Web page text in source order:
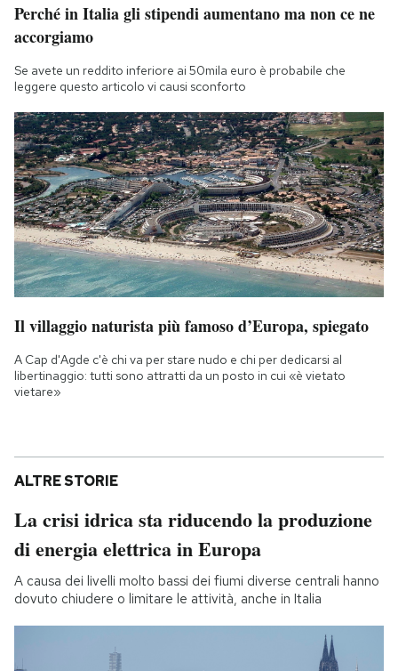
Perché in Italia gli stipendi aumentano ma non ce ne
accorgiamo
Se avete un reddito inferiore ai 50mila euro è probabile che
leggere questo articolo vi causi sconforto
Il villaggio naturista più famoso d’Europa, spiegato
A Cap d'Agde c'è chi va per stare nudo e chi per dedicarsi al
libertinaggio: tutti sono attratti da un posto in cui «è vietato
vietare»
ALTRE STORIE
La crisi idrica sta riducendo la produzione
di energia elettrica in Europa
A causa dei livelli molto bassi dei fiumi diverse centrali hanno
dovuto chiudere o limitare le attività, anche in Italia